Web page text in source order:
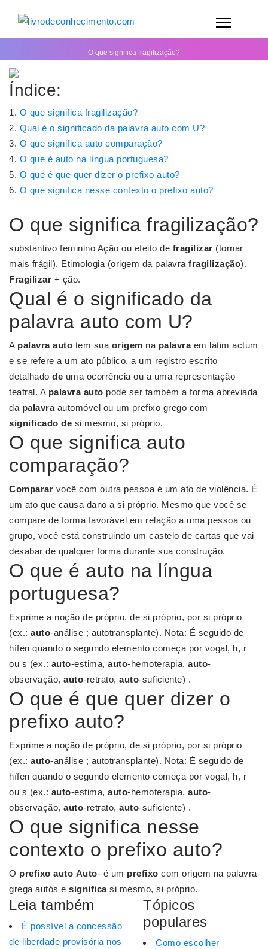
O que significa fragilização?
Índice:
O que significa fragilização?
Qual é o significado da palavra auto com U?
O que significa auto comparação?
O que é auto na língua portuguesa?
O que é que quer dizer o prefixo auto?
O que significa nesse contexto o prefixo auto?
O que significa fragilização?
substantivo feminino Ação ou efeito de fragilizar (tornar
mais frágil). Etimologia (origem da palavra fragilização).
Fragilizar + ção.
Qual é o significado da
palavra auto com U?
A palavra auto tem sua origem na palavraem latim actum
e se refere a um ato público, a um registro escrito
detalhado de uma ocorrência ou a uma representação
teatral. A palavra auto pode ser também a forma abreviada
da palavraautomóvel ou um prefixo grego com
significado de si mesmo, si próprio.
O que significa auto
comparação?
Comparar você com outra pessoa é um ato de violência. É
um ato que causa dano a si próprio. Mesmo que você se
compare de forma favorável em relação a uma pessoa ou
grupo, você está construindo um castelo de cartas que vai
desabar de qualquer forma durante sua construção.
O que é auto na língua
portuguesa?
Exprime a noção de próprio, de si próprio, por si próprio
(ex.: auto-análise ; autotransplante). Nota: É seguido de
hífen quando o segundo elemento começa por vogal, h, r
ou s (ex.: auto-estima, auto-hemoterapia, auto-
observação, auto-retrato, auto-suficiente) .
O que é que quer dizer o
prefixo auto?
Exprime a noção de próprio, de si próprio, por si próprio
(ex.: auto-análise ; autotransplante). Nota: É seguido de
hífen quando o segundo elemento começa por vogal, h, r
ou s (ex.: auto-estima, auto-hemoterapia, auto-
observação, auto-retrato, auto-suficiente) .
O que significa nesse
contexto o prefixo auto?
O prefixo auto Auto- é um prefixo com origem na palavra
grega autós e significasi mesmo, si próprio.
Leia também
É possível a concessão
de liberdade provisória nos
Tópicos
populares
Como escolher